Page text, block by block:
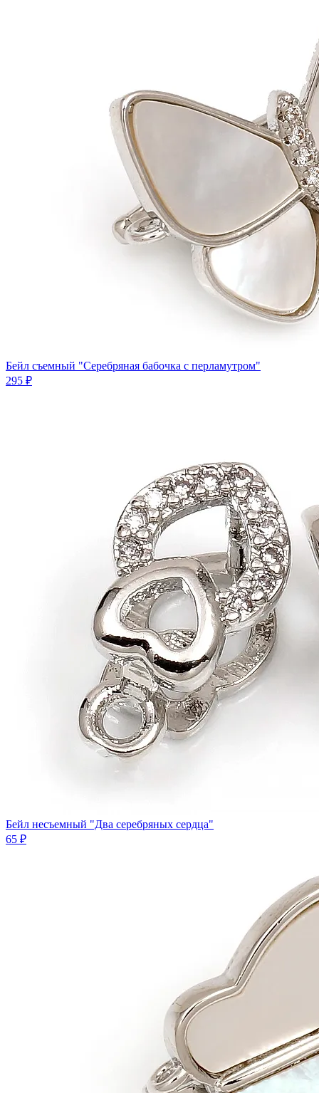
Бейл съемный "Серебряная бабочка с перламутром"
295 ₽
Бейл несъемный "Два серебряных сердца"
65 ₽